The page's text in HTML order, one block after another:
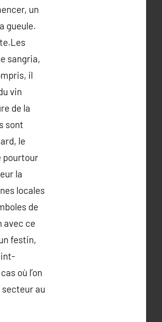
un
gueule.
sangria,
il
vin
de la
sont
le
pourtour
la
locales
de
avec ce
festin,
où l’on
au